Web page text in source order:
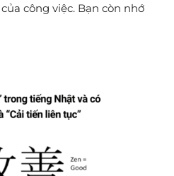
công việc. Bạn còn nhớ